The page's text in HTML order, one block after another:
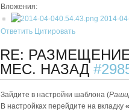
Вложения:
2014-
Ответить Цитировать
RE:
МЕС. НАЗАД
Зайдите в настройки шаблона (
В настройках перейдите на вкладку